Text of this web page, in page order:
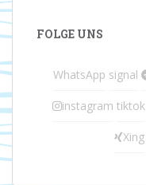
FOLGE UNS
WhatsApp signal
instagram tiktok
Xing